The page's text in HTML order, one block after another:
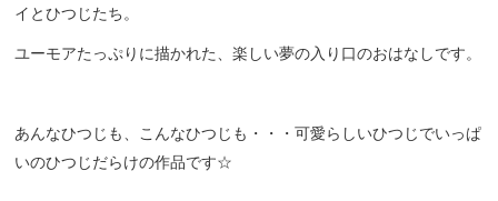
イとひつじたち。
ユーモアたっぷりに描かれた、楽しい夢の入り口のおはなしです。
あんなひつじも、こんなひつじも・・・可愛らしいひつじでいっぱ
いのひつじだらけの作品です☆